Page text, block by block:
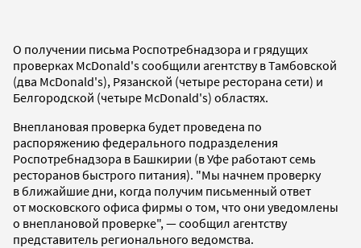
О получении письма Роспотребнадзора и грядущих
проверках McDonald's сообщили агентству в Тамбовской
(два McDonald's), Рязанской (четыре ресторана сети) и
Белгородской (четыре McDonald's) областях.
Внеплановая проверка будет проведена по
распоряжению федерального подразделения
Роспотребнадзора в Башкирии (в Уфе работают семь
ресторанов быстрого питания). "Мы начнем проверку
в ближайшие дни, когда получим письменный ответ
от московского офиса фирмы о том, что они уведомлены
о внеплановой проверке", — сообщил агентству
представитель регионального ведомства.